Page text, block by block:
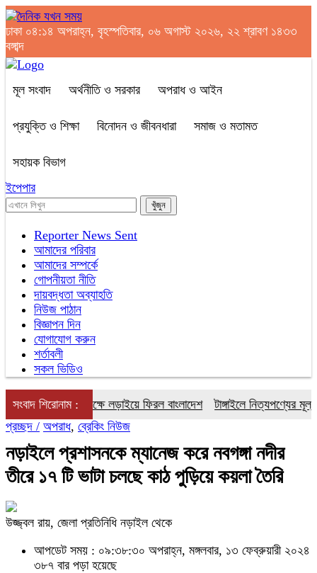
ঢাকা ০৪:১৪ অপরাহ্ন, বৃহস্পতিবার, ০৬ অগাস্ট ২০২৬, ২২ শ্রাবণ ১৪৩৩
বঙ্গাব্দ
মূল সংবাদ অর্থনীতি ও সরকার অপরাধ ও আইন
প্রযুক্তি ও শিক্ষা বিনোদন ও জীবনধারা সমাজ ও মতামত
সহায়ক বিভাগ
ইপেপার
Reporter News Sent
আমাদের পরিবার
আমাদের সম্পর্কে
গোপনীয়তা নীতি
দায়বদ্ধতা অব্যাহতি
নিউজ পাঠান
বিজ্ঞাপন দিন
যোগাযোগ করুন
শর্তাবলী
সকল ভিডিও
সংবাদ শিরোনাম :
একাদশের বিপক্ষে লড়াইয়ে ফিরল বাংলাদেশ
টাঙ্গাইলে নিত্যপণ্যের
প্রচ্ছদ / অপরাধ, ব্রেকিং নিউজ
নড়াইলে প্রশাসনকে ম্যানেজ করে নবগঙ্গা নদীর
তীরে ১৭ টি ভাটা চলছে কাঠ পুড়িয়ে কয়লা তৈরি
উজ্জ্বল রায়, জেলা প্রতিনিধি নড়াইল থেকে
আপডেট সময় : ০৯:৩৮:৩০ অপরাহ্ন, মঙ্গলবার, ১৩ ফেব্রুয়ারী ২০২৪
৩৮৭ বার পড়া হয়েছে